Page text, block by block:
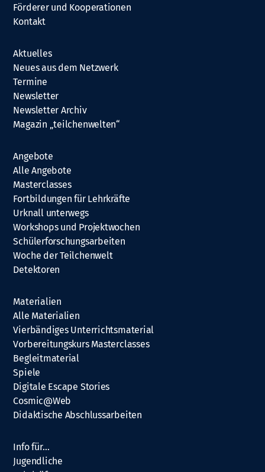
Förderer und Kooperationen
Kontakt
Aktuelles
Neues aus dem Netzwerk
Termine
Newsletter
Newsletter Archiv
Magazin „teilchenwelten“
Angebote
Alle Angebote
Masterclasses
Fortbildungen für Lehrkräfte
Urknall unterwegs
Workshops und Projektwochen
Schülerforschungsarbeiten
Woche der Teilchenwelt
Detektoren
Materialien
Alle Materialien
Vierbändiges Unterrichtsmaterial
Vorbereitungskurs Masterclasses
Begleitmaterial
Spiele
Digitale Escape Stories
Cosmic@Web
Didaktische Abschlussarbeiten
Info für…
Jugendliche